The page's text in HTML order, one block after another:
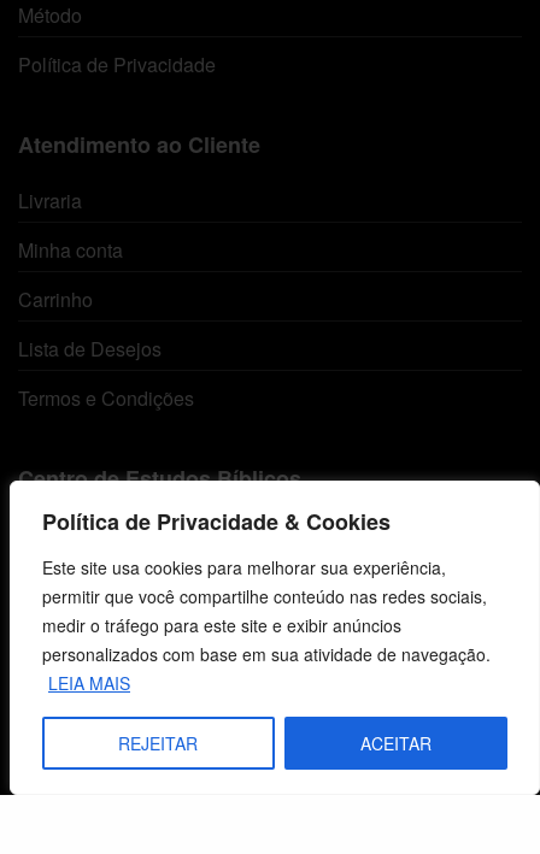
Política de Privacidade & Cookies
Este site usa cookies para melhorar sua experiência,
permitir que você compartilhe conteúdo nas redes sociais,
medir o tráfego para este site e exibir anúncios
personalizados com base em sua atividade de navegação.
LEIA MAIS
REJEITAR ACEITAR
Método
Política de Privacidade
Atendimento ao Cliente
Livraria
Minha conta
Carrinho
Lista de Desejos
Termos e Condições
Centro de Estudos Bíblicos
CNPJ: 29.832.607/0001-10
São Leopoldo, RS, Brasil
Fale Conosco
vendas@cebi.org.br
comunicacao@cebi.org.br